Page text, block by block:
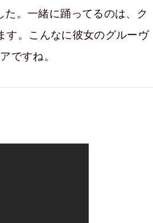
。一緒に踊ってるのは、ク
す。こんなに彼女のグルーヴ
ですね。